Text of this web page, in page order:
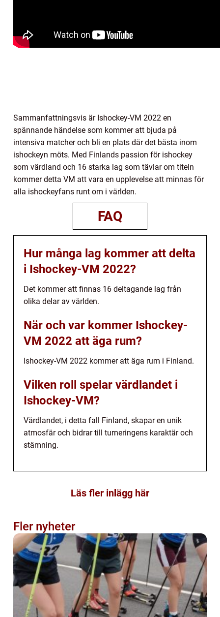
Sammanfattningsvis är Ishockey-VM 2022 en
spännande händelse som kommer att bjuda på
intensiva matcher och bli en plats där det bästa inom
ishockeyn möts. Med Finlands passion för ishockey
som värdland och 16 starka lag som tävlar om titeln
kommer detta VM att vara en upplevelse att minnas för
alla ishockeyfans runt om i världen.
FAQ
Hur många lag kommer att delta
i Ishockey-VM 2022?
Det kommer att finnas 16 deltagande lag från
olika delar av världen.
När och var kommer Ishockey-
VM 2022 att äga rum?
Ishockey-VM 2022 kommer att äga rum i Finland.
Vilken roll spelar värdlandet i
Ishockey-VM?
Värdlandet, i detta fall Finland, skapar en unik
atmosfär och bidrar till turneringens karaktär och
stämning.
Läs fler inlägg här
Fler nyheter